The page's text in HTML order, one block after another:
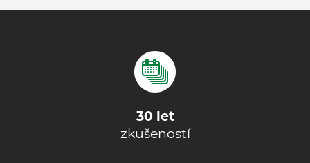
30 let
zkušeností